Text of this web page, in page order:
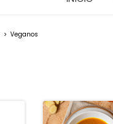
> Veganos